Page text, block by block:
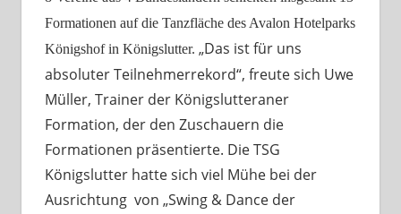
Formationen auf die Tanzfläche des Avalon Hotelparks
Königshof in Königslutter. „Das ist für uns
absoluter Teilnehmerrekord“, freute sich Uwe
Müller, Trainer der Königslutteraner
Formation, der den Zuschauern die
Formationen präsentierte. Die TSG
Königslutter hatte sich viel Mühe bei der
Ausrichtung von „Swing & Dance der